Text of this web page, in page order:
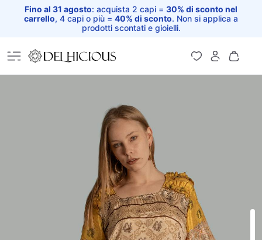
Fino al 31 agosto: acquista 2 capi = 30% di sconto nel
carrello, 4 capi o più = 40% di sconto. Non si applica a
prodotti scontati e gioielli.
Home